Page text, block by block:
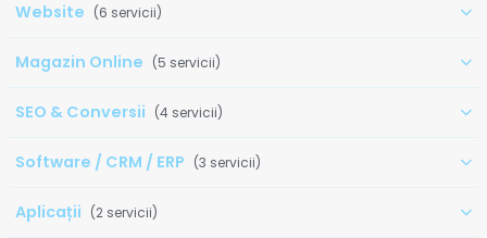
Website (6 servicii)
Magazin Online (5 servicii)
SEO & Conversii (4 servicii)
Software / CRM / ERP (3 servicii)
Aplicații (2 servicii)